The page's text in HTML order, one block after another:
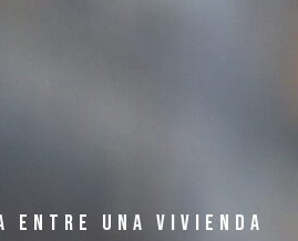
entre una vivienda